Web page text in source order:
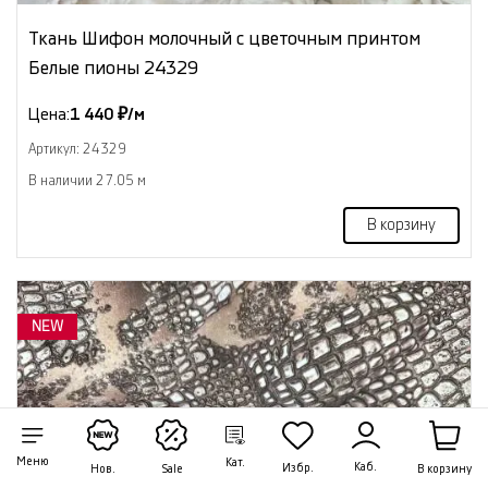
Меню
Нов. Sale
Кат. Избр. Каб. В корзину
Ткань Шифон молочный с цветочным принтом
Белые пионы 24329
Цена:1 440 ₽/м
Артикул: 24329
В наличии 27.05 м
В корзину
NEW